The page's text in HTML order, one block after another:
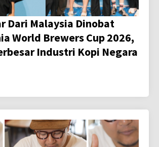
Dari Malaysia Dinobat
World Brewers Cup 2026,
Industri Kopi Negara